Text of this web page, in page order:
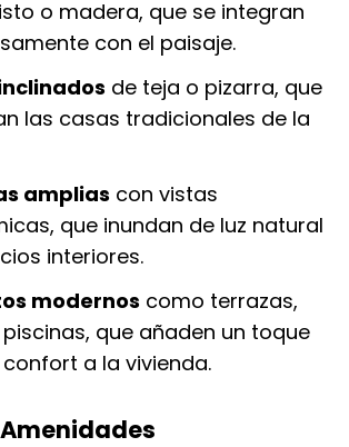
o madera, que se integran
con el paisaje.
de teja o pizarra, que
las casas tradicionales de la
amplias con vistas
que inundan de luz natural
interiores.
modernos como terrazas,
que añaden un toque
a la vivienda.